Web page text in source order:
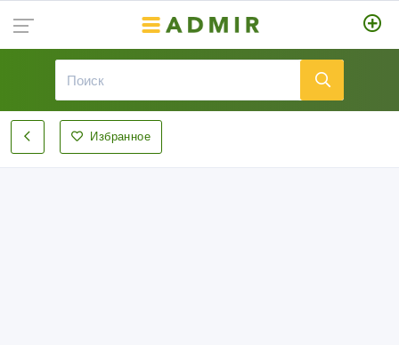
Избранное